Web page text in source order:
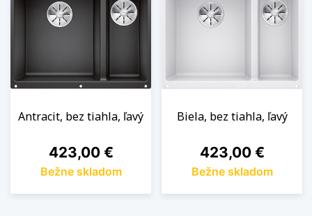
Antracit, bez tiahla, ľavý
Cena
423,00 €
Bežne skladom
Biela, bez tiahla, ľavý
Cena
423,00 €
Bežne skladom